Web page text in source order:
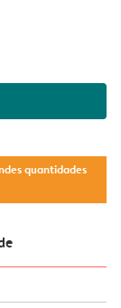
quantidades